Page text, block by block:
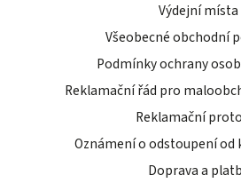
Výdejní místa
Všeobecné obchodní
Podmínky ochrany
Reklamační řád pro
Reklamační
Oznámení o odstoupení od
Doprava a